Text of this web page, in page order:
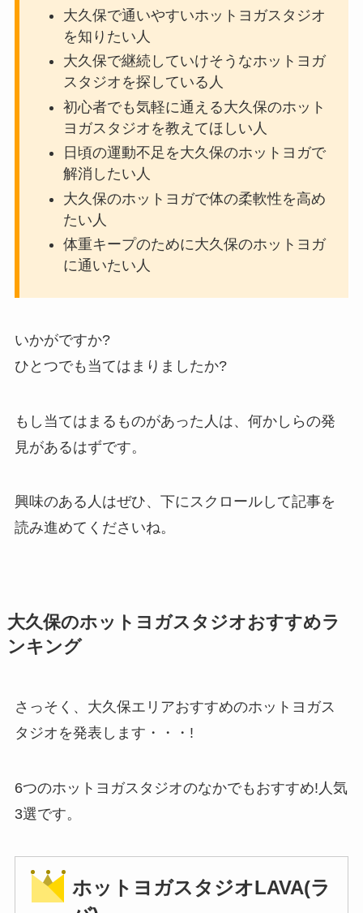
大久保で通いやすいホットヨガスタジオ
を知りたい人
大久保で継続していけそうなホットヨガ
スタジオを探している人
初心者でも気軽に通える大久保のホット
ヨガスタジオを教えてほしい人
日頃の運動不足を大久保のホットヨガで
解消したい人
大久保のホットヨガで体の柔軟性を高め
たい人
体重キープのために大久保のホットヨガ
に通いたい人
いかがですか?
ひとつでも当てはまりましたか?
もし当てはまるものがあった人は、何かしらの発
見があるはずです。
興味のある人はぜひ、下にスクロールして記事を
読み進めてくださいね。
大久保のホットヨガスタジオおすすめラ
ンキング
さっそく、大久保エリアおすすめのホットヨガス
タジオを発表します・・・!
6つのホットヨガスタジオのなかでもおすすめ!人気
3選です。
ホットヨガスタジオLAVA(ラ